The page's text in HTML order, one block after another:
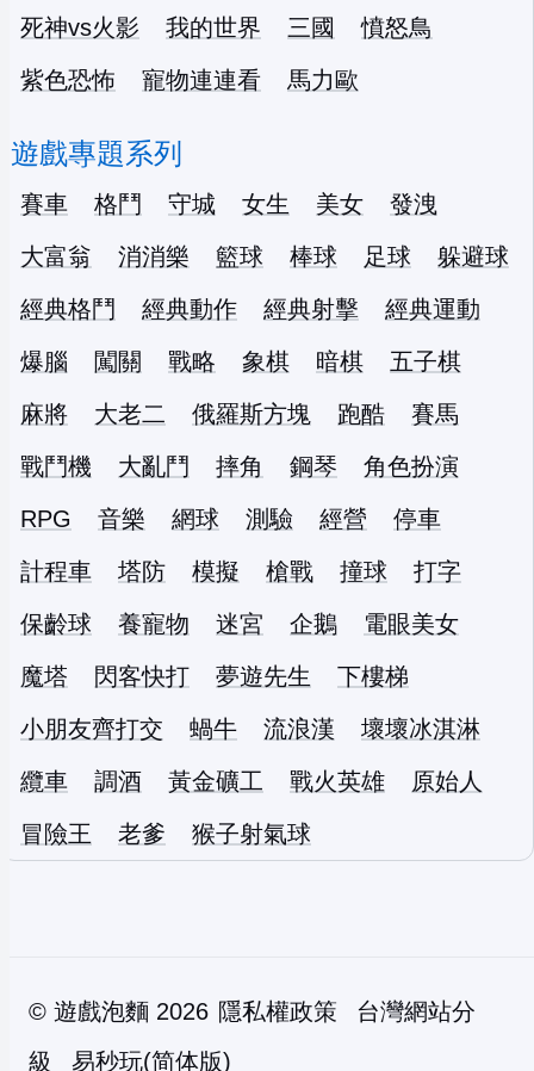
死神vs火影
我的世界 三國
憤怒鳥
紫色恐怖
寵物連連看 馬力歐
遊戲專題系列
賽車 格鬥 守城 女生 美女
發洩
大富翁
消消樂 籃球 棒球 足球
躲避球
經典格鬥
經典動作 經典射擊
經典運動
爆腦
闖關 戰略 象棋 暗棋
五子棋
麻將
大老二 俄羅斯方塊 跑酷
賽馬
戰鬥機
大亂鬥 摔角 鋼琴
角色扮演
RPG
音樂 網球 測驗 經營
停車
計程車
塔防 模擬 槍戰 撞球
打字
保齡球
養寵物 迷宮 企鵝
電眼美女
魔塔
閃客快打 夢遊先生
下樓梯
小朋友齊打交
蝸牛 流浪漢
壞壞冰淇淋
纜車
調酒 黃金礦工 戰火英雄
原始人
冒險王
老爹 猴子射氣球
© 遊戲泡麵 2026 隱私權政策
台灣網站分
級
易秒玩(简体版)